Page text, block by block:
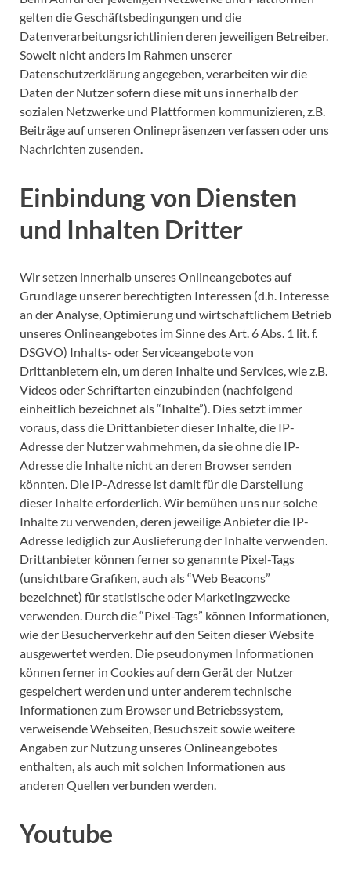
gelten die Geschäftsbedingungen und die
Datenverarbeitungsrichtlinien deren jeweiligen Betreiber.
Soweit nicht anders im Rahmen unserer
Datenschutzerklärung angegeben, verarbeiten wir die
Daten der Nutzer sofern diese mit uns innerhalb der
sozialen Netzwerke und Plattformen kommunizieren, z.B.
Beiträge auf unseren Onlinepräsenzen verfassen oder uns
Nachrichten zusenden.
Einbindung von Diensten
und Inhalten Dritter
Wir setzen innerhalb unseres Onlineangebotes auf
Grundlage unserer berechtigten Interessen (d.h. Interesse
an der Analyse, Optimierung und wirtschaftlichem Betrieb
unseres Onlineangebotes im Sinne des Art. 6 Abs. 1 lit. f.
DSGVO) Inhalts- oder Serviceangebote von
Drittanbietern ein, um deren Inhalte und Services, wie z.B.
Videos oder Schriftarten einzubinden (nachfolgend
einheitlich bezeichnet als “Inhalte”). Dies setzt immer
voraus, dass die Drittanbieter dieser Inhalte, die IP-
Adresse der Nutzer wahrnehmen, da sie ohne die IP-
Adresse die Inhalte nicht an deren Browser senden
könnten. Die IP-Adresse ist damit für die Darstellung
dieser Inhalte erforderlich. Wir bemühen uns nur solche
Inhalte zu verwenden, deren jeweilige Anbieter die IP-
Adresse lediglich zur Auslieferung der Inhalte verwenden.
Drittanbieter können ferner so genannte Pixel-Tags
(unsichtbare Grafiken, auch als “Web Beacons”
bezeichnet) für statistische oder Marketingzwecke
verwenden. Durch die “Pixel-Tags” können Informationen,
wie der Besucherverkehr auf den Seiten dieser Website
ausgewertet werden. Die pseudonymen Informationen
können ferner in Cookies auf dem Gerät der Nutzer
gespeichert werden und unter anderem technische
Informationen zum Browser und Betriebssystem,
verweisende Webseiten, Besuchszeit sowie weitere
Angaben zur Nutzung unseres Onlineangebotes
enthalten, als auch mit solchen Informationen aus
anderen Quellen verbunden werden.
Youtube